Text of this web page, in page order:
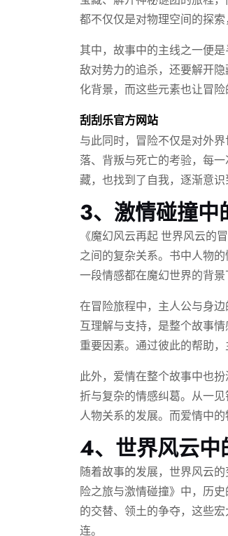
都不仅仅是对物理空间的探索
其中，故事中的主线之一便
敌对势力的追杀，还要解开
化背景，而这些元素也让冒险
刮刮乐官方网站
与此同时，冒险不仅是对外
落、背叛与死亡的考验，每
藏，也找到了自我，逐渐意
3、激情碰撞中
《魔幻风云再起 世界风云的
之间的复杂关系。书中人物
一段情感都在魔幻世界的背景
在冒险旅程中，主人公与身
互理解与支持，是整个故事
重要因素。通过彼此的帮助
此外，爱情在整个故事中也
折与复杂的情感纠葛。从一
人物关系的发展。而爱情中
4、世界风云中
随着故事的发展，世界风云
险之旅与激情碰撞》中，历
的交替、领土的争夺，这些
连。